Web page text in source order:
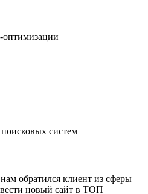
оптимизации
систем
обратился клиент из сферы
новый сайт в ТОП